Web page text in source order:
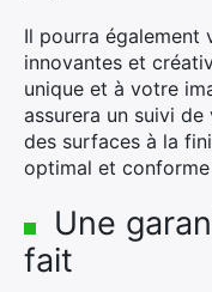
Il pourra également
innovantes et
unique et à votre
assurera un suivi
des surfaces à la
optimal et
Une
fait
Rechercher